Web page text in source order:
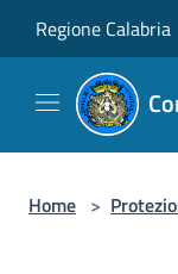
Regione Calabria
Home >